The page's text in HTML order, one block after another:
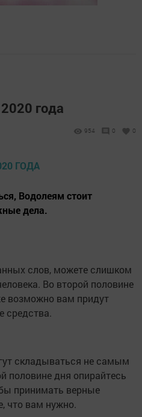
года
954 0 0
Водолеям стоит
дела.
слов, можете слишком
Во второй половине
возможно вам придут
средства.
складываться не самым
половине дня опирайтесь
принимать верные
что вам нужно.